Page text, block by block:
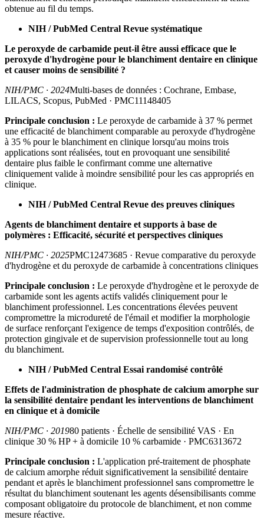
obtenue au fil du temps.
NIH / PubMed Central Revue systématique
Le peroxyde de carbamide peut-il être aussi efficace que le
peroxyde d'hydrogène pour le blanchiment dentaire en clinique
et causer moins de sensibilité ?
NIH/PMC · 2024Multi-bases de données : Cochrane, Embase,
LILACS, Scopus, PubMed · PMC11148405
Principale conclusion : Le peroxyde de carbamide à 37 % permet
une efficacité de blanchiment comparable au peroxyde d'hydrogène
à 35 % pour le blanchiment en clinique lorsqu'au moins trois
applications sont réalisées, tout en provoquant une sensibilité
dentaire plus faible le confirmant comme une alternative
cliniquement valide à moindre sensibilité pour les cas appropriés en
clinique.
NIH / PubMed Central Revue des preuves cliniques
Agents de blanchiment dentaire et supports à base de
polymères : Efficacité, sécurité et perspectives cliniques
NIH/PMC · 2025PMC12473685 · Revue comparative du peroxyde
d'hydrogène et du peroxyde de carbamide à concentrations cliniques
Principale conclusion : Le peroxyde d'hydrogène et le peroxyde de
carbamide sont les agents actifs validés cliniquement pour le
blanchiment professionnel. Les concentrations élevées peuvent
compromettre la microdureté de l'émail et modifier la morphologie
de surface renforçant l'exigence de temps d'exposition contrôlés, de
protection gingivale et de supervision professionnelle tout au long
du blanchiment.
NIH / PubMed Central Essai randomisé contrôlé
Effets de l'administration de phosphate de calcium amorphe sur
la sensibilité dentaire pendant les interventions de blanchiment
en clinique et à domicile
NIH/PMC · 201980 patients · Échelle de sensibilité VAS · En
clinique 30 % HP + à domicile 10 % carbamide · PMC6313672
Principale conclusion : L'application pré-traitement de phosphate
de calcium amorphe réduit significativement la sensibilité dentaire
pendant et après le blanchiment professionnel sans compromettre le
résultat du blanchiment soutenant les agents désensibilisants comme
composant obligatoire du protocole de blanchiment, et non comme
mesure réactive.